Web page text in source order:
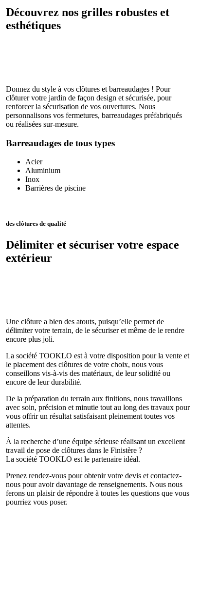
Découvrez nos grilles robustes et
esthétiques
Donnez du style à vos clôtures et barreaudages ! Pour
clôturer votre jardin de façon design et sécurisée, pour
renforcer la sécurisation de vos ouvertures. Nous
personnalisons vos fermetures, barreaudages préfabriqués
ou réalisées sur-mesure.
Barreaudages de tous types
Acier
Aluminium
Inox
Barrières de piscine
des clôtures de qualité
Délimiter et sécuriser votre espace
extérieur
Une clôture a bien des atouts, puisqu’elle permet de
délimiter votre terrain, de le sécuriser et même de le rendre
encore plus joli.
La société TOOKLO est à votre disposition pour la vente et
le placement des clôtures de votre choix, nous vous
conseillons vis-à-vis des matériaux, de leur solidité ou
encore de leur durabilité.
De la préparation du terrain aux finitions, nous travaillons
avec soin, précision et minutie tout au long des travaux pour
vous offrir un résultat satisfaisant pleinement toutes vos
attentes.
À la recherche d’une équipe sérieuse réalisant un excellent
travail de pose de clôtures dans le Finistère ?
La société TOOKLO est le partenaire idéal.
Prenez rendez-vous pour obtenir votre devis et contactez-
nous pour avoir davantage de renseignements. Nous nous
ferons un plaisir de répondre à toutes les questions que vous
pourriez vous poser.